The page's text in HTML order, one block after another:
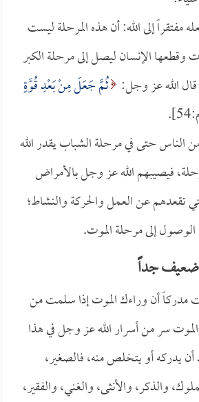
مفتقراً إلى الله: أن هذه المرحلة ليست
وقطعها الإنسان ليصل إلى مرحلة الكبر
الله عز وجل: ثُمَّ جَعَلَ مِنْ بَعْدِ قُوَّةٍ
من الناس حتى في مرحلة الشباب يقدر الله
فيصيبهم الله عز وجل بالأمراض
تقعدهم عن العمل والحركة والنشاط؛
إلى مرحلة الموت.
ضعيف جداًًً
مدركاً أن وراءك الموت إذا سلمت من
سر من أسرار الله عز وجل في هذا
يدركه أو يتخلص منه، فالصغير،
والذكر، والأنثى، والغني، والفقير،